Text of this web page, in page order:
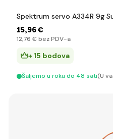
Spektrum servo A334R 9g
15,96 €
12,76 € bez PDV-a
+ 15 bodova
Šaljemo u roku do 48 sati(U